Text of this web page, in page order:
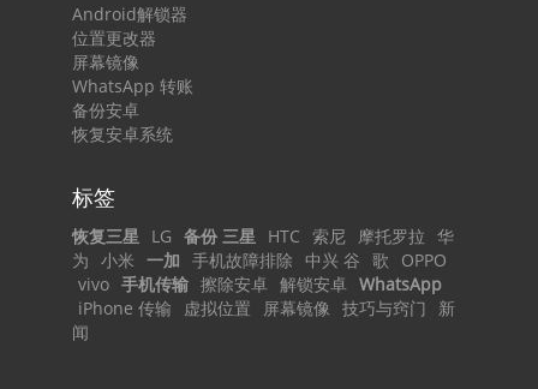
Android解锁器
位置更改器
屏幕镜像
WhatsApp 转账
备份安卓
恢复安卓系统
标签
恢复三星 LG 备份 三星 HTC 索尼 摩托罗拉 华
为 小米 一加 手机故障排除 中兴 谷 歌
OPPO
vivo 手机传输 擦除安卓 解锁安卓 WhatsApp
iPhone 传输
虚拟位置 屏幕镜像 技巧与窍门
新
闻